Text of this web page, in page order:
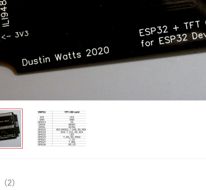
（2）